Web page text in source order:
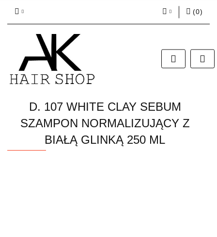
Zarejestruj się
Dodaj zgłoszenie
(0)
D. 107 WHITE CLAY SEBUM
SZAMPON NORMALIZUJĄCY Z
BIAŁĄ GLINKĄ 250 ML